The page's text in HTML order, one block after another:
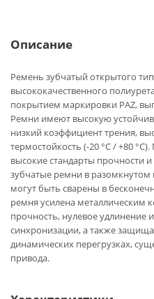
Описание
Ремень зубчатый открытого
высококачественного
покрытием маркировки PAZ,
Ремни имеют высокую
низкий коэффициент трения,
термостойкость (-20 °C / +80
высокие стандарты прочности
зубчатые ремни в разомкнутом
могут быть сварены в
ремня усилена металлическим
прочность, нулевое удлинение
синхронизации, а также
динамических перегрузках,
привода.